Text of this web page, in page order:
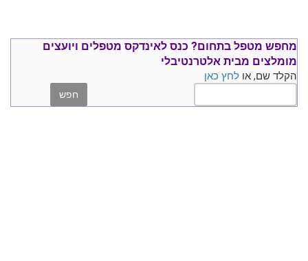
מחפש מטפל בתחום? כנס לאינדקס מטפלים ויועצים
מומלצים מבית אלטרנטיבלי
הקלד שם, או לחץ כאן